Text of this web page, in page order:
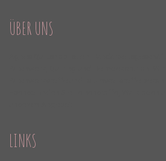
ÜBER UNS
LINKS